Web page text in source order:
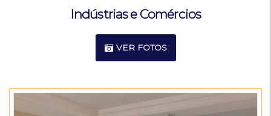
Indústrias e Comércios
VER FOTOS